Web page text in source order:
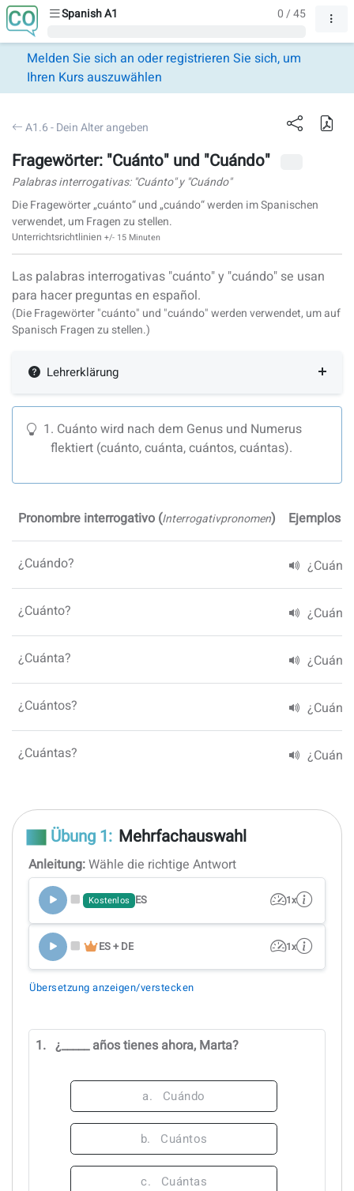
Spanish A1 0 / 45
Melden Sie sich an oder registrieren Sie sich, um
Ihren Kurs auszuwählen
A1.6 - Dein Alter angeben
Fragewörter: "Cuánto" und "Cuándo"
Palabras interrogativas: "Cuánto" y "Cuándo"
Die Fragewörter „cuánto“ und „cuándo“ werden im Spanischen
verwendet, um Fragen zu stellen.
Unterrichtsrichtlinien +/- 15 Minuten
Las palabras interrogativas "cuánto" y "cuándo" se usan
para hacer preguntas en español.
(Die Fragewörter"cuánto" und "cuándo"werden verwendet, um auf
Spanisch Fragen zu stellen.)
Lehrerklärung
Cuánto wird nach dem Genus und Numerus
flektiert (cuánto, cuánta, cuántos, cuántas).
Pronombre interrogativo (Interrogativpronomen) Ejemplos
¿Cuándo?
¿Cuánto? ¿Cuánt
¿Cuánta? ¿Cuánt
¿Cuántos? ¿Cuánt
¿Cuántas? ¿Cuánt
Übung 1: Mehrfachauswahl
Anleitung:Wähle die richtige Antwort
Kostenlos ES 1x
ES + DE 1x
Übersetzung anzeigen/verstecken
1. ¿_____ años tienes ahora, Marta?
a. Cuándo
b. Cuántos
c. Cuántas